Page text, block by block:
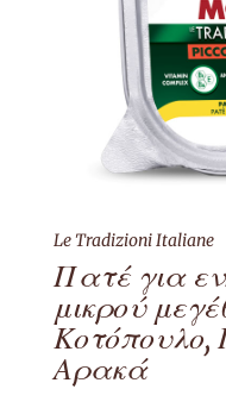
Le Tradizioni Italiane
Πατέ για
μικρού
Κοτόπουλο,
Αρακά